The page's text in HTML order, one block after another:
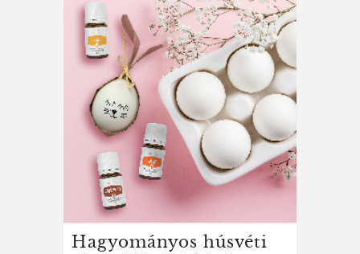
Hagyományos húsvéti